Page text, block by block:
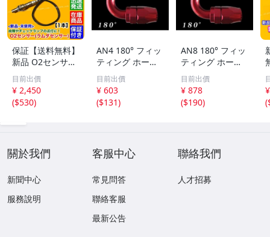
保証【送料無料】
新品 O2センサー
1本【キャリィト
ラック DA63T H1
4.5～H17.8】182
13-67H10 オーツ
目前出價
¥ 2,450
($530)
AN4 180° フィッ
ティング ホース
エンド 180度 メ
ッシュホース オ
イルクーラー 冷
却系
目前出價
¥ 603
($131)
AN8 180° フィッ
ティング ホース
エンド 180度 メ
ッシュホース オ
イルクーラー 冷
却系
目前出價
¥ 878
($190)
(
關於我們
新聞中心
服務說明
客服中心
常見問答
聯絡客服
最新公告
聯絡我們
人才招募